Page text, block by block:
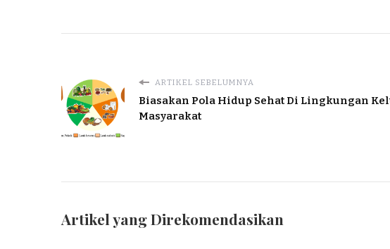
ARTIKEL SEBELUMNYA
Biasakan Pola Hidup Sehat Di Lingkungan
Masyarakat
Artikel yang Direkomendasikan